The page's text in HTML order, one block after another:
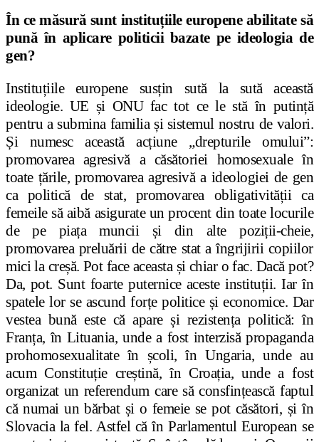
În ce măsură sunt instituțiile europene abilitate să
pună în aplicare politicii bazate pe ideologia de
gen?
Instituțiile europene susțin sută la sută această
ideologie. UE și ONU fac tot ce le stă în putință
pentru a submina familia și sistemul nostru de valori.
Și numesc această acțiune „drepturile omului”:
promovarea agresivă a căsătoriei homosexuale în
toate țările, promovarea agresivă a ideologiei de gen
ca politică de stat, promovarea obligativității ca
femeile să aibă asigurate un procent din toate locurile
de pe piața muncii și din alte poziții-cheie,
promovarea preluării de către stat a îngrijirii copiilor
mici la creșă. Pot face aceasta și chiar o fac. Dacă pot?
Da, pot. Sunt foarte puternice aceste instituții. Iar în
spatele lor se ascund forțe politice și economice. Dar
vestea bună este că apare și rezistența politică: în
Franța, în Lituania, unde a fost interzisă propaganda
prohomosexualitate în școli, în Ungaria, unde au
acum Constituție creștină, în Croația, unde a fost
organizat un referendum care să consfințească faptul
că numai un bărbat și o femeie se pot căsători, și în
Slovacia la fel. Astfel că în Parlamentul European se